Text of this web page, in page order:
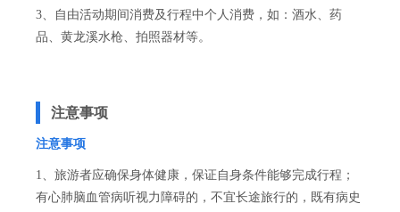
3、自由活动期间消费及行程中个人消费，如：酒水、药
品、黄龙溪水枪、拍照器材等。
注意事项
注意事项
1、旅游者应确保身体健康，保证自身条件能够完成行程；
有心肺脑血管病听视力障碍的，不宜长途旅行的，既有病史